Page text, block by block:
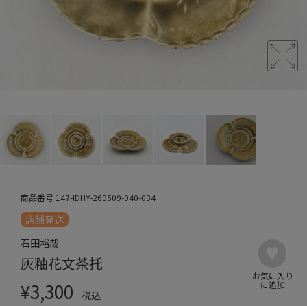
商品番号 147-IDHY-260509-040-034
店舗発送
石田裕哉
灰釉花文茶托
¥3,300
税込